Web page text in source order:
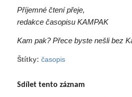
Příjemné čtení přeje,
redakce časopisu KAMPAK
Kam pak? Přece byste nešli bez
Štítky: časopis
Sdílet tento záznam